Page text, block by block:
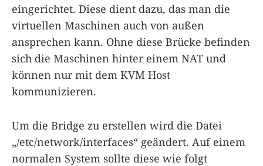
eingerichtet. Diese dient dazu, das man die
virtuellen Maschinen auch von außen
ansprechen kann. Ohne diese Brücke befinden
sich die Maschinen hinter einem NAT und
können nur mit dem KVM Host
kommunizieren.
Um die Bridge zu erstellen wird die Datei
„/etc/network/interfaces“ geändert. Auf einem
normalen System sollte diese wie folgt